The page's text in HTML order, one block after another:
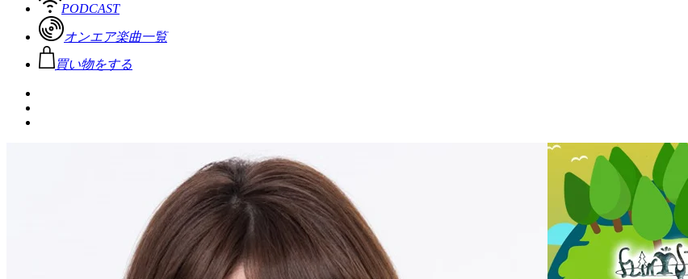
PODCAST
オンエア楽曲一覧
買い物をする